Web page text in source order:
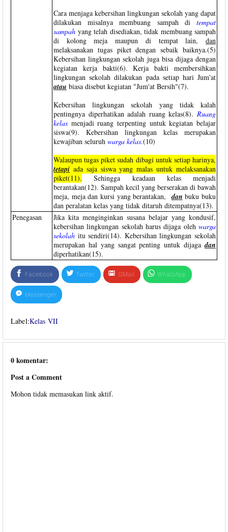
Cara menjaga kebersihan lingkungan sekolah yang dapat
dilakukan misalnya membuang sampah di tempat
sampah yang telah disediakan, tidak membuang sampah
di kolong meja maupun di tempat lain, dan
melaksanakan tugas piket dengan sebaik baiknya.(5)
Kebersihan lingkungan sekolah juga bisa dijaga dengan
kegiatan kerja bakti(6). Kerja bakti membersihkan
lingkungan sekolah dilakukan pada setiap hari Jum'at
atau biasa disebut kegiatan "Jum'at Bersih"(7).
Kebersihan lingkungan sekolah yang tidak kalah
pentingnya diperhatikan adalah ruang kelas(8). Ruang
kelas menjadi ruang terpenting untuk kegiatan belajar
siswa(9). Kebersihan lingkungan kelas merupakan
kewajiban seluruh warga kelas.(10)
Walaupun tugas piket sudah dibagi untuk setiap harinya,
tetapi ada saja siswa yang malas untuk melaksanakan
piket(11). Sehingga keadaan kelas menjadi
berantakan(12). Sampah kecil yang berserakan di bawah
meja, meja dan kursi yang berantakan,dan buku buku
dan peralatan kelas yang tidak ditaruh ditempatnya(13).
Penegasan
Jika kita menginginkan susana belajar yang kondusif,
kebersihan lingkungan sekolah harus dijaga oleh warga
sekolah itu sendiri(14). Kebersihan lingkungan sekolah
merupakan hal yang sangat penting untuk dijagadan
diperhatikan(15).
Facebook Twitter GMail WhatsApp
Messenger
Label:Kelas VII
0 komentar:
Post a Comment
Mohon tidak memasukan link aktif.